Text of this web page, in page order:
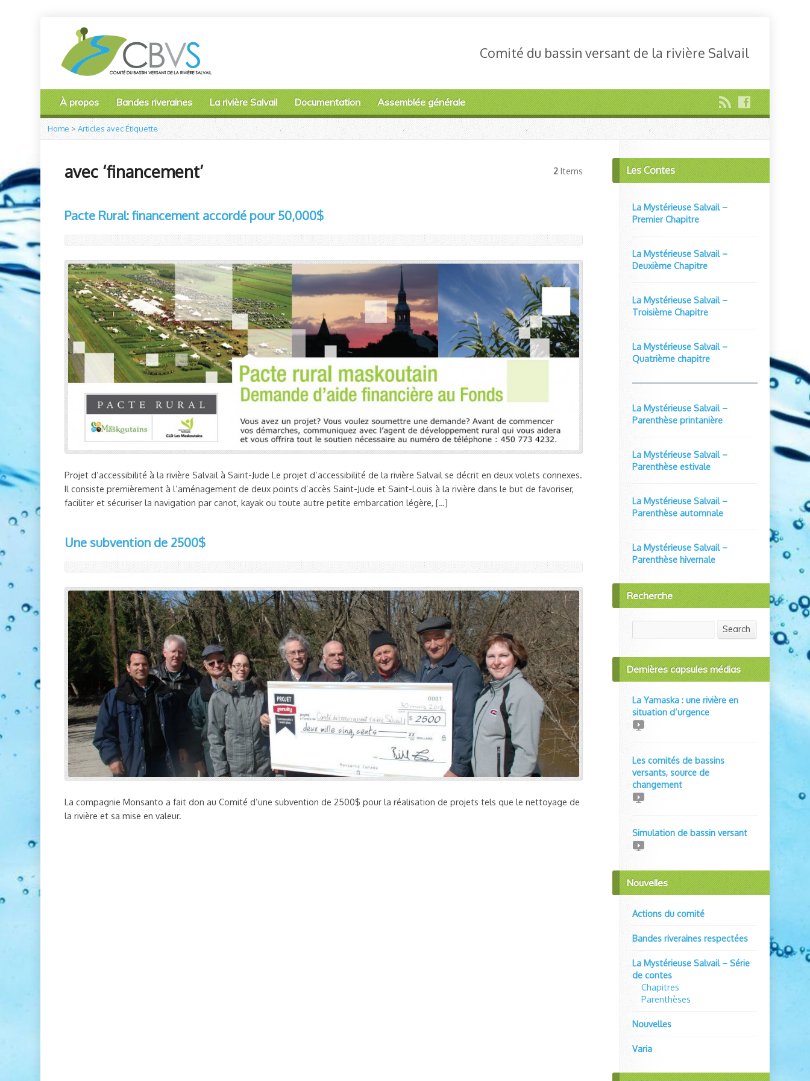
Comité du bassin versant de la rivière Salvail
À propos Bandes riveraines La rivière Salvail Documentation Assemblée générale
Home >Articles avec Étiquette
avec ‘financement’ 2Items
Pacte Rural: financement accordé pour 50,000$
Projet d’accessibilité à la rivière Salvail à Saint-Jude Le projet d’accessibilité de la rivière Salvail se décrit en deux volets connexes.
Il consiste premièrement à l’aménagement de deux points d’accès Saint-Jude et Saint-Louis à la rivière dans le but de favoriser,
faciliter et sécuriser la navigation par canot, kayak ou toute autre petite embarcation légère, […]
Une subvention de 2500$
La compagnie Monsanto a fait don au Comité d’une subvention de 2500$ pour la réalisation de projets tels que le nettoyage de
la rivière et sa mise en valeur.
Les Contes
La Mystérieuse Salvail –
Premier Chapitre
La Mystérieuse Salvail –
Deuxième Chapitre
La Mystérieuse Salvail –
Troisième Chapitre
La Mystérieuse Salvail –
Quatrième chapitre
La Mystérieuse Salvail –
Parenthèse printanière
La Mystérieuse Salvail –
Parenthèse estivale
La Mystérieuse Salvail –
Parenthèse automnale
La Mystérieuse Salvail –
Parenthèse hivernale
Recherche
Search
Dernières capsules médias
La Yamaska : une rivière en
situation d’urgence
Les comités de bassins
versants, source de
changement
Simulation de bassin versant
Nouvelles
Actions du comité
Bandes riveraines respectées
La Mystérieuse Salvail – Série
de contes
Chapitres
Parenthèses
Nouvelles
Varia